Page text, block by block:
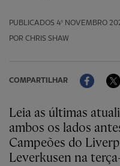
PUBLICADOS 4º NOVEMBRO
POR CHRIS SHAW
COMPARTILHAR
Leia as últimas atualizações do elenco de
ambos os lados
Campeões do
Leverkusen na